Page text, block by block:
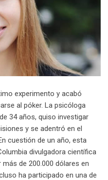
experimento y acabó
al póker. La psicóloga
34 años, quiso investigar
y se adentró en el
cuestión de un año, esta
divulgadora científica
de 200.000 dólares en
ha participado en una de